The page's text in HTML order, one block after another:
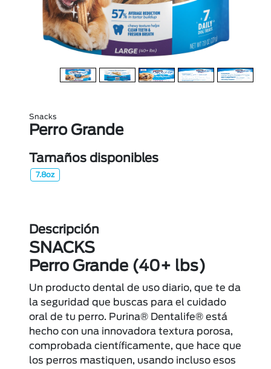
Snacks
Perro Grande
Tamaños disponibles
7.8oz
Descripción
SNACKS
Perro Grande (40+ lbs)
Un producto dental de uso diario, que te da
la seguridad que buscas para el cuidado
oral de tu perro. Purina® Dentalife® está
hecho con una innovadora textura porosa,
comprobada científicamente, que hace que
los perros mastiquen, usando incluso esos